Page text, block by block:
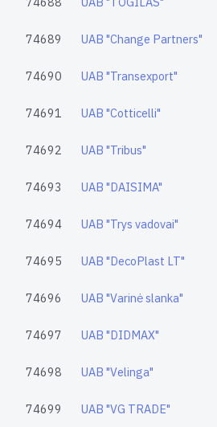
74689 UAB "Change Partners"
74690 UAB "Transexport"
74691 UAB "Cotticelli"
74692 UAB "Tribus"
74693 UAB "DAISIMA"
74694 UAB "Trys vadovai"
74695 UAB "DecoPlast LT"
74696 UAB "Varinė slanka"
74697 UAB "DIDMAX"
74698 UAB "Velinga"
74699 UAB "VG TRADE"